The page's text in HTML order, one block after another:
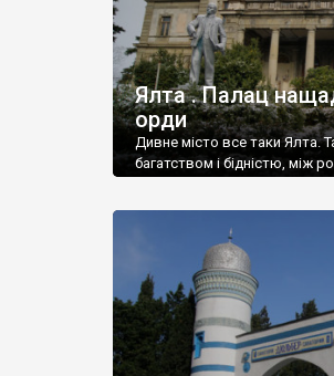
Ялта . Палац
орди
Дивне місто все таки Ялта.
багатством і бідністю, між